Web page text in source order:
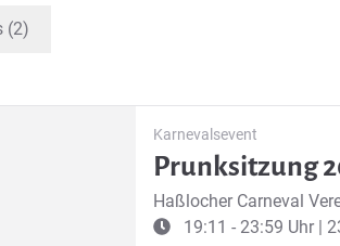
(2)
Karnevalsevent
Prunksitzung
Haßlocher Carneval
19:11 - 23:59 Uhr |